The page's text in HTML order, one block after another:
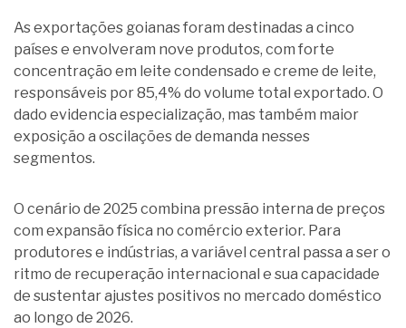
As exportações goianas foram destinadas a cinco
países e envolveram nove produtos, com forte
concentração em leite condensado e creme de leite,
responsáveis por 85,4% do volume total exportado. O
dado evidencia especialização, mas também maior
exposição a oscilações de demanda nesses
segmentos.
O cenário de 2025 combina pressão interna de preços
com expansão física no comércio exterior. Para
produtores e indústrias, a variável central passa a ser o
ritmo de recuperação internacional e sua capacidade
de sustentar ajustes positivos no mercado doméstico
ao longo de 2026.